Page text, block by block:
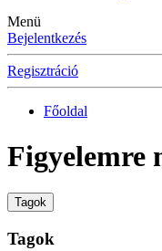
Menü
Bejelentkezés
Regisztráció
Főoldal
Figyelemre
Tagok
Tagok